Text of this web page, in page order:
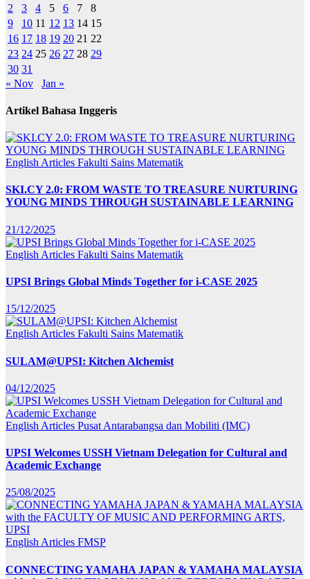
2
3 4 5 6 7
8
9
10 11 12 13 14 15
16 17 18 19 20 21 22
23 24 25 26 27 28 29
30 31
« Nov
Jan »
Artikel Bahasa Inggeris
English Articles Fakulti Sains Matematik
SKI.CY 2.0: FROM WASTE TO TREASURE NURTURING
YOUNG MINDS THROUGH SUSTAINABLE LEARNING
21/12/2025
English Articles Fakulti Sains Matematik
UPSI Brings Global Minds Together for i-CASE 2025
15/12/2025
English Articles Fakulti Sains Matematik
SULAM@UPSI: Kitchen Alchemist
04/12/2025
English Articles Pusat Antarabangsa dan Mobiliti (IMC)
UPSI Welcomes USSH Vietnam Delegation for Cultural and
Academic Exchange
25/08/2025
English Articles FMSP
CONNECTING YAMAHA JAPAN & YAMAHA MALAYSIA